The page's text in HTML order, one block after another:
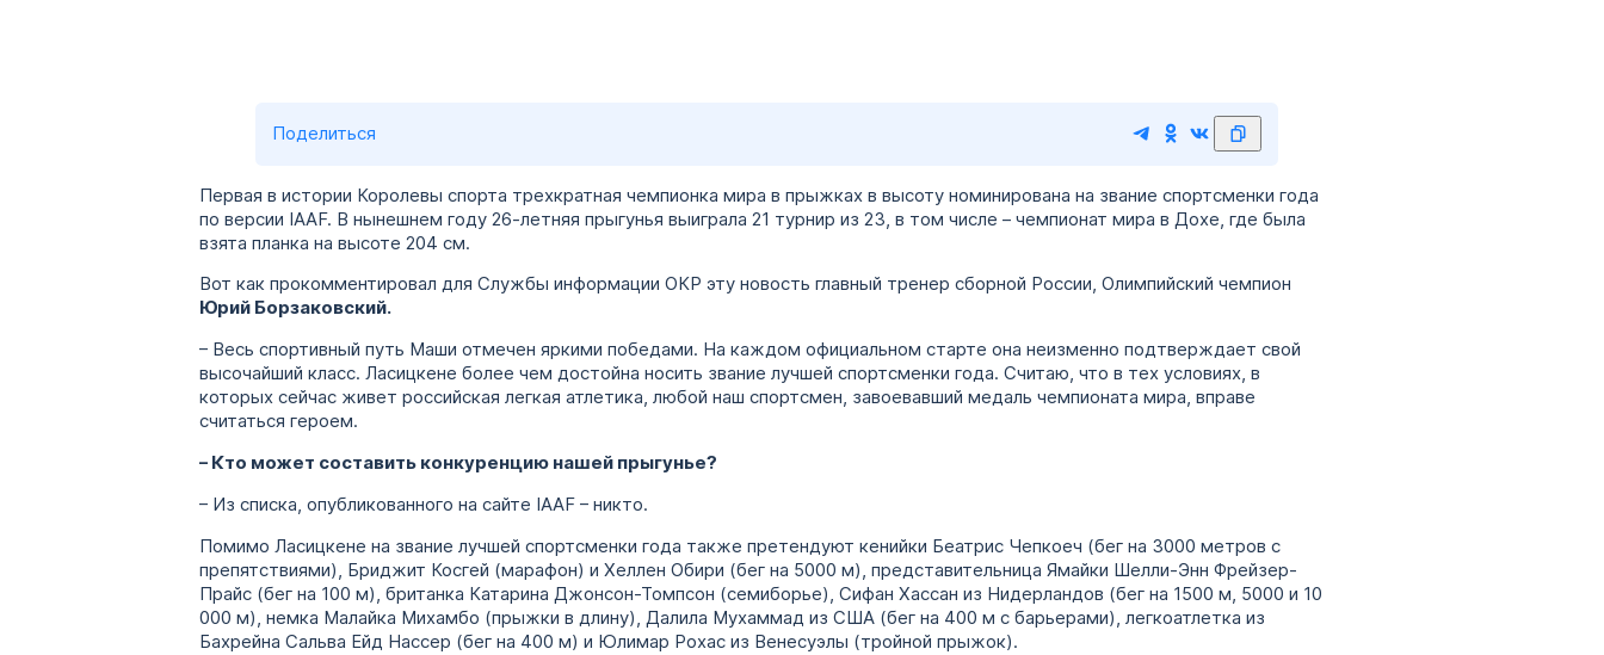
Поделиться
Первая в истории Королевы спорта трехкратная чемпионка мира в прыжках в высоту номинирована на звание спортсменки года
по версии IAAF. В нынешнем году 26-летняя прыгунья выиграла 21 турнир из 23, в том числе – чемпионат мира в Дохе, где была
взята планка на высоте 204 см.
Вот как прокомментировал для Службы информации ОКР эту новость главный тренер сборной России, Олимпийский чемпион
Юрий Борзаковский.
– Весь спортивный путь Маши отмечен яркими победами. На каждом официальном старте она неизменно подтверждает свой
высочайший класс. Ласицкене более чем достойна носить звание лучшей спортсменки года. Считаю, что в тех условиях, в
которых сейчас живет российская легкая атлетика, любой наш спортсмен, завоевавший медаль чемпионата мира, вправе
считаться героем.
– Кто может составить конкуренцию нашей прыгунье?
– Из списка, опубликованного на сайте IAAF – никто.
Помимо Ласицкене на звание лучшей спортсменки года также претендуют кенийки Беатрис Чепкоеч (бег на 3000 метров с
препятствиями), Бриджит Косгей (марафон) и Хеллен Обири (бег на 5000 м), представительница Ямайки Шелли-Энн Фрейзер-
Прайс (бег на 100 м), британка Катарина Джонсон-Томпсон (семиборье), Сифан Хассан из Нидерландов (бег на 1500 м, 5000 и 10
000 м), немка Малайка Михамбо (прыжки в длину), Далила Мухаммад из США (бег на 400 м с барьерами), легкоатлетка из
Бахрейна Сальва Ейд Нассер (бег на 400 м) и Юлимар Рохас из Венесуэлы (тройной прыжок).